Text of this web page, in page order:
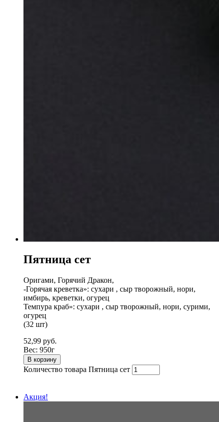
Пятница сет
Оригами, Горячий Дракон,
-Горячая креветка»: сухари , сыр творожный, нори,
имбирь, креветки, огурец
Темпура краб»: сухари , сыр творожный, нори, сурими,
огурец
(32 шт)
52,99 руб.
Вес: 950г
В корзину
Количество товара Пятница сет
Акция!